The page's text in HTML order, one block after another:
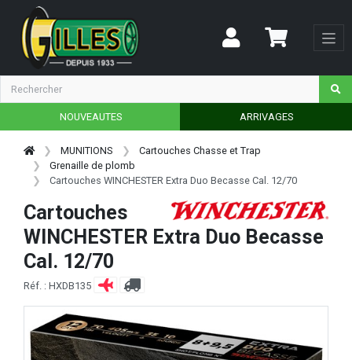
NOUVEAUTES ARRIVAGES
MUNITIONS
Cartouches Chasse et Trap
Grenaille de plomb
Cartouches WINCHESTER Extra Duo Becasse Cal. 12/70
Cartouches
WINCHESTER Extra Duo Becasse
Cal. 12/70
Réf. : HXDB135